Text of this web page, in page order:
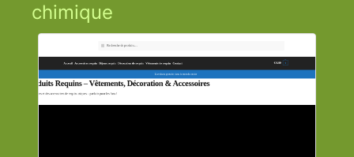
chimique